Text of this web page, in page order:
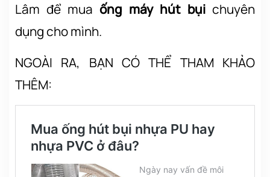
Lâm để muaống máy hút bụichuyên
dụng cho mình.
NGOÀI RA, BẠN CÓ THỂ THAM KHẢO
THÊM: